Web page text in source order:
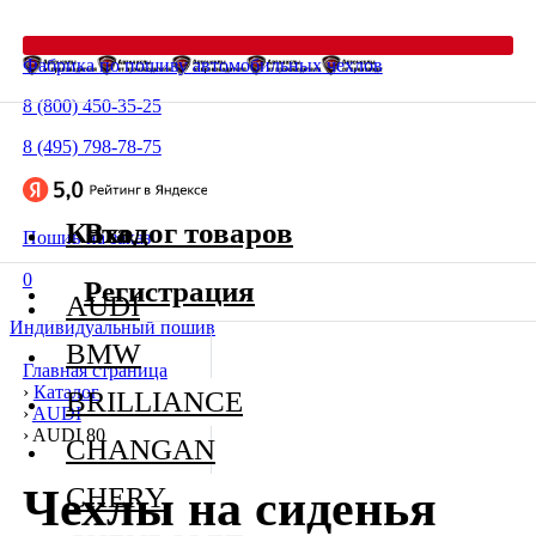
Фабрика по пошиву автомобильных чехлов
8 (800) 450-35-25
8 (495) 798-78-75
Пошив на заказ
0
Индивидуальный пошив
Главная страница
› Каталог
›AUDI
› AUDI 80
Чехлы на сиденья
Каталог товаров
AUDI
BMW
BRILLIANCE
CHANGAN
CHERY
Вход
Регистрация